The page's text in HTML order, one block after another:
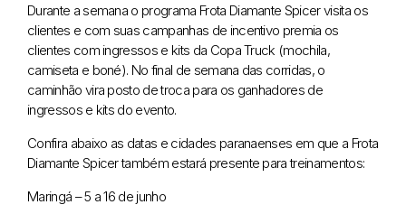
Durante a semana o programa Frota Diamante Spicer visita os
clientes e com suas campanhas de incentivo premia os
clientes com ingressos e kits da Copa Truck (mochila,
camiseta e boné). No final de semana das corridas, o
caminhão vira posto de troca para os ganhadores de
ingressos e kits do evento.
Confira abaixo as datas e cidades paranaenses em que a Frota
Diamante Spicer também estará presente para treinamentos:
Maringá – 5 a 16 de junho